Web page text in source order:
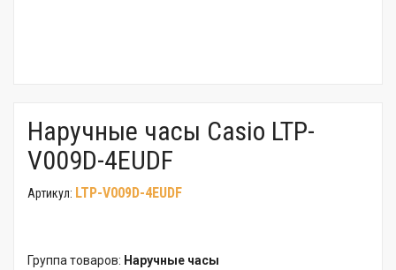
Наручные часы Casio LTP-
V009D-4EUDF
Артикул: LTP-V009D-4EUDF
Группа товаров: Наручные часы